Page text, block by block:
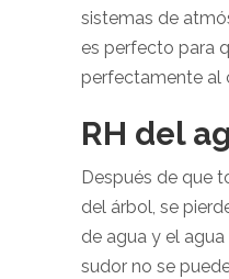
sistemas de
es perfecto para
perfectamente al
RH del
Después de que
del árbol, se
de agua y el
sudor no se